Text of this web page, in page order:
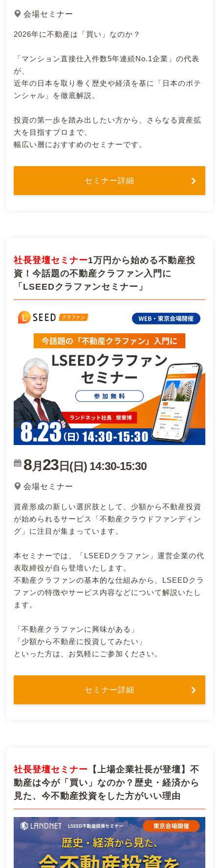
会場セミナー
2026年に不動産は「買い」なのか？
「マンション直接仕入件数5年連続No.1企業」の代表
が、
近年の日本を取り巻く歴史や経済を基に「日本のポテ
ンシャル」を徹底解説。
投資の第一歩を踏み出したい方から、さらなる資産拡
大を目指すプロまで、
幅広い層におすすめのセミナーです。
セミナー詳細
社長登壇セミナー1万円から始める不動産投
資！今話題の不動産クラファン入門に
「LSEEDクラファンセミナー」
8月 23日(日) 14:30-15:30
会場セミナー
資産形成の新しい選択肢として、少額から不動産投資
が始められるサービス「不動産クラウドファンディン
グ」に注目が集まっています。
本セミナーでは、「LSEEDクラファン」運営企業の代
表取締役が自ら登壇いたします。
不動産クラファンの基本的な仕組みから、LSEEDクラ
ファンの特徴やサービス内容などについて解説いたし
ます。
「不動産クラファンに興味がある」
「少額から不動産に投資してみたい」
といった方は、お気軽にご参加ください。
セミナー詳細
社長登壇セミナー 【上場企業社長が登壇】不
動産は今が「買い」なのか？歴史・経済から
見た、今不動産投資をした方がいい理由